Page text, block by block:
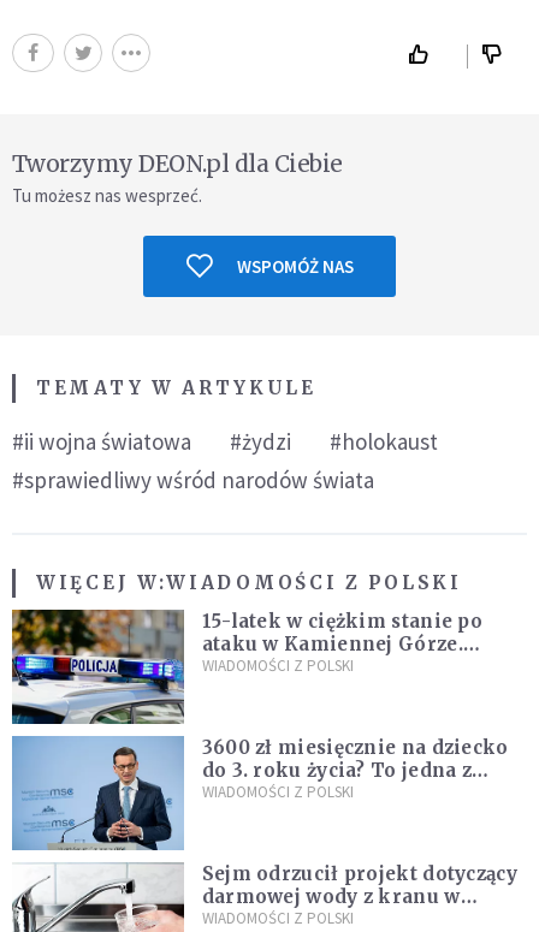
Tworzymy DEON.pl dla Ciebie
Tu możesz nas wesprzeć.
WSPOMÓŻ NAS
TEMATY W ARTYKULE
#ii wojna światowa #żydzi
#holokaust
#sprawiedliwy wśród narodów świata
WIĘCEJ W:WIADOMOŚCI Z POLSKI
15-latek w ciężkim stanie po
ataku w Kamiennej Górze.
Policja zatrzymała dwóch
WIADOMOŚCI Z POLSKI
3600 zł miesięcznie na dziecko
do 3. roku życia? To jedna z
propozycji programu "Rozwój
WIADOMOŚCI Z POLSKI
Sejm odrzucił projekt dotyczący
darmowej wody z kranu w
restauracjach
WIADOMOŚCI Z POLSKI